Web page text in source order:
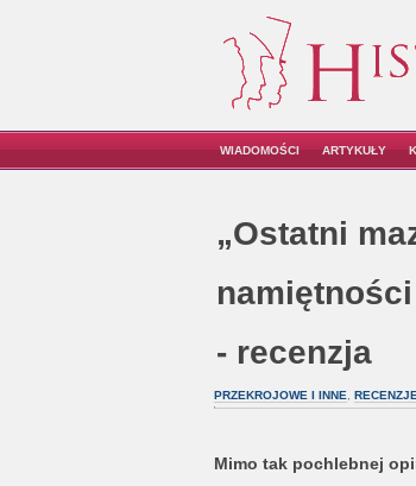
WIADOMOŚCI ARTYKUŁY
„Ostatni
- recenzja
PRZEKROJOWE I INNE RECENZJE
Mimo tak pochlebnej